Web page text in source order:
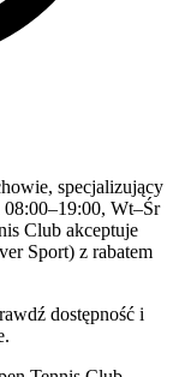
specjalizujący
Wt–Śr
Club akceptuje
Sport) z rabatem
dostępność i